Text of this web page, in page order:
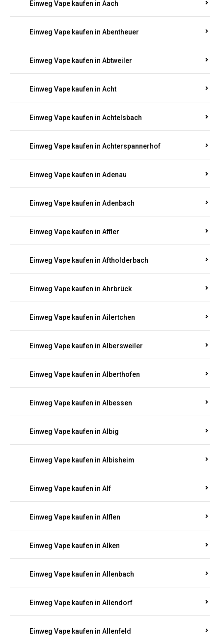
Einweg Vape kaufen in Aach
Einweg Vape kaufen in Abentheuer
Einweg Vape kaufen in Abtweiler
Einweg Vape kaufen in Acht
Einweg Vape kaufen in Achtelsbach
Einweg Vape kaufen in Achterspannerhof
Einweg Vape kaufen in Adenau
Einweg Vape kaufen in Adenbach
Einweg Vape kaufen in Affler
Einweg Vape kaufen in Aftholderbach
Einweg Vape kaufen in Ahrbrück
Einweg Vape kaufen in Ailertchen
Einweg Vape kaufen in Albersweiler
Einweg Vape kaufen in Alberthofen
Einweg Vape kaufen in Albessen
Einweg Vape kaufen in Albig
Einweg Vape kaufen in Albisheim
Einweg Vape kaufen in Alf
Einweg Vape kaufen in Alflen
Einweg Vape kaufen in Alken
Einweg Vape kaufen in Allenbach
Einweg Vape kaufen in Allendorf
Einweg Vape kaufen in Allenfeld